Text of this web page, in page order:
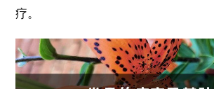
疗。